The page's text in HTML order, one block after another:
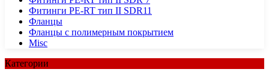
Фитинги PE-RT тип II SDR11
Фланцы
Фланцы с полимерным покрытием
Misc
Категории